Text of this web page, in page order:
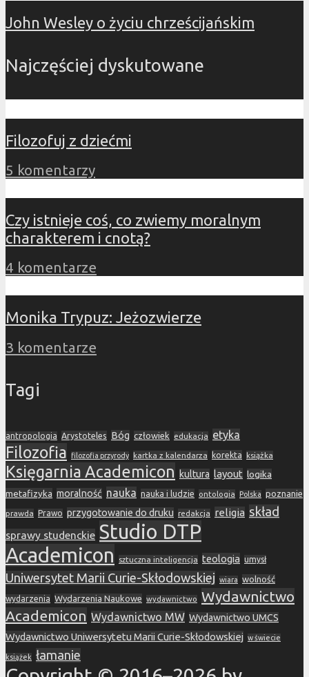
John Wesley o życiu chrześcijańskim
Najczęściej dyskutowane
Filozofuj z dziećmi
5 komentarzy
Czy istnieje coś, co zwiemy moralnym
charakterem i cnotą?
4 komentarze
Monika Trypuz: Jeżozwierze
3 komentarze
Tagi
antropologia Arystoteles Bóg człowiek edukacja etyka
Filozofia filozofia przyrody kartka z kalendarza korekta książka
Księgarnia Academicon kultura layout logika
metafizyka moralność nauka nauka i ludzie ontologia Polska poznanie
prawda Prawo przygotowanie do druku redakcja religia skład
sprawy studenckie Studio DTP
Academicon
sztuczna inteligencja teologia umysł
Uniwersytet Marii Curie-Skłodowskiej wiara wolność
wydarzenia Wydarzenia Naukowe wydawnictwo Wydawnictwo
Academicon Wydawnictwo MW Wydawnictwo UMCS
Wydawnictwo Uniwersytetu Marii Curie-Skłodowskiej w świecie
książek łamanie